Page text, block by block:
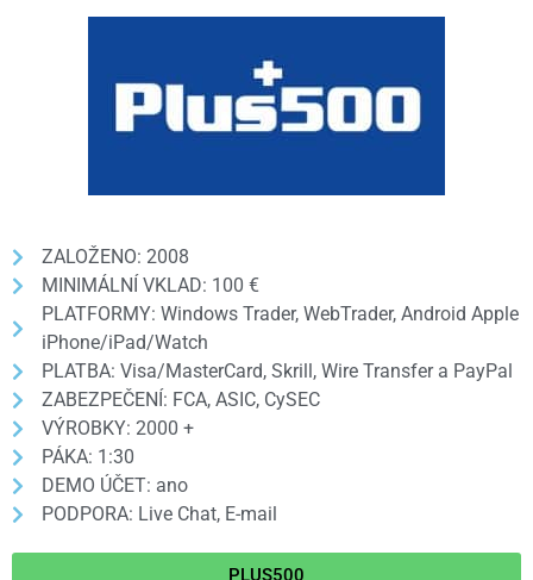
ZALOŽENO: 2008
MINIMÁLNÍ VKLAD: 100 €
PLATFORMY: Windows Trader, WebTrader, Android Apple
iPhone/iPad/Watch
PLATBA: Visa/MasterCard, Skrill, Wire Transfer a PayPal
ZABEZPEČENÍ: FCA, ASIC, CySEC
VÝROBKY: 2000 +
PÁKA: 1:30
DEMO ÚČET: ano
PODPORA: Live Chat, E-mail
PLUS500